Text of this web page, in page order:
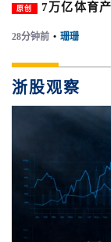
原创 7万亿体育
28分钟前 • 珊珊
浙股观察